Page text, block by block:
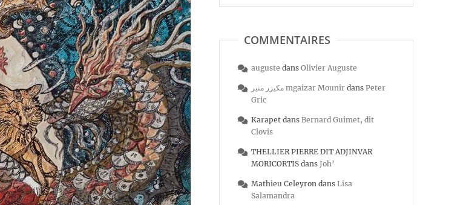
COMMENTAIRES
auguste dans Olivier Auguste
مكيزر منير mgaizar Mounir dans Peter
Gric
Karapet dans Bernard Guimet, dit
Clovis
THELLIER PIERRE DIT ADJINVAR
MORICORTIS dans Joh’
Mathieu Celeyron dans Lisa
Salamandra